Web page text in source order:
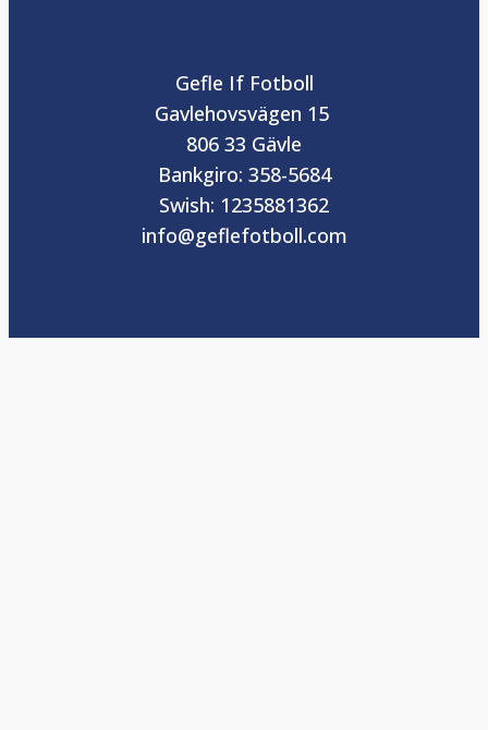
Gefle If Fotboll
Gavlehovsvägen 15
806 33 Gävle
Bankgiro: 358-5684
Swish: 1235881362
info@geflefotboll.com